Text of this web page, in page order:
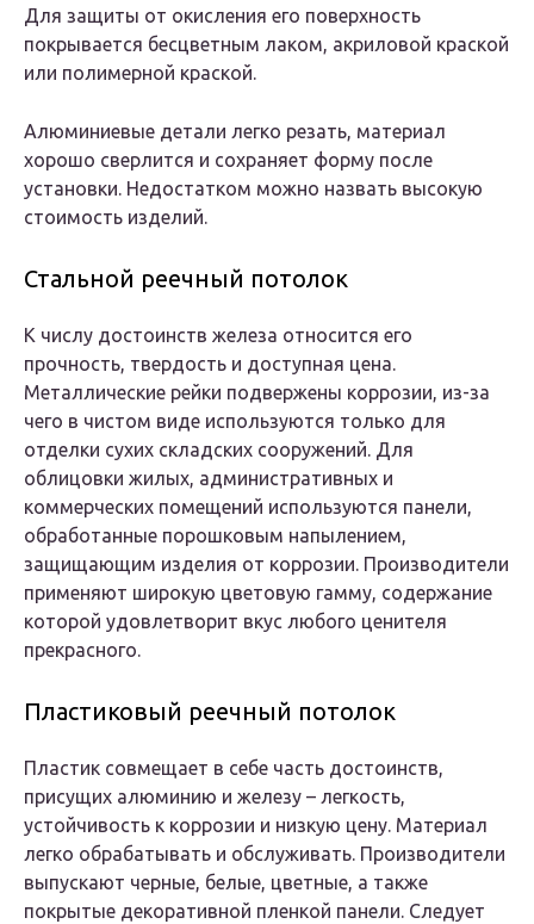
Для защиты от окисления его поверхность
покрывается бесцветным лаком, акриловой краской
или полимерной краской.
Алюминиевые детали легко резать, материал
хорошо сверлится и сохраняет форму после
установки. Недостатком можно назвать высокую
стоимость изделий.
Стальной реечный потолок
К числу достоинств железа относится его
прочность, твердость и доступная цена.
Металлические рейки подвержены коррозии, из-за
чего в чистом виде используются только для
отделки сухих складских сооружений. Для
облицовки жилых, административных и
коммерческих помещений используются панели,
обработанные порошковым напылением,
защищающим изделия от коррозии. Производители
применяют широкую цветовую гамму, содержание
которой удовлетворит вкус любого ценителя
прекрасного.
Пластиковый реечный потолок
Пластик совмещает в себе часть достоинств,
присущих алюминию и железу – легкость,
устойчивость к коррозии и низкую цену. Материал
легко обрабатывать и обслуживать. Производители
выпускают черные, белые, цветные, а также
покрытые декоративной пленкой панели. Следует